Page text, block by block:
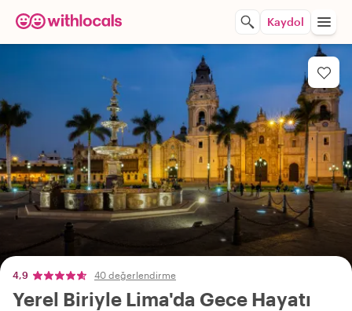
Kaydol
4,9 40 değerlendirme
Yerel Biriyle Lima'da Gece Hayatı